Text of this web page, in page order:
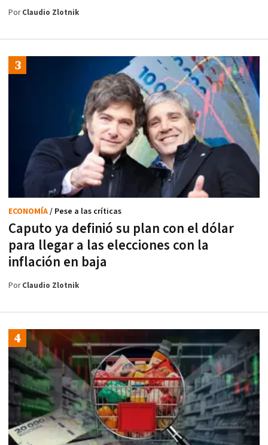
PorClaudio Zlotnik
Caputo ya definió su plan con el dólar
para llegar a las elecciones con la
inflación en baja
ECONOMÍA/ Pese a las críticas
PorClaudio Zlotnik